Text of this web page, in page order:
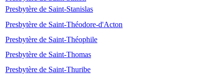
Presbytère de Saint-Stanislas
Presbytère de Saint-Théodore-d'Acton
Presbytère de Saint-Théophile
Presbytère de Saint-Thomas
Presbytère de Saint-Thuribe